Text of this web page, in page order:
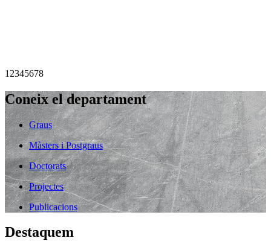
1 2345678
Coneix el departament
Graus
Màsters i Postgraus
Doctorats
Projectes
Publicacions
Destaquem